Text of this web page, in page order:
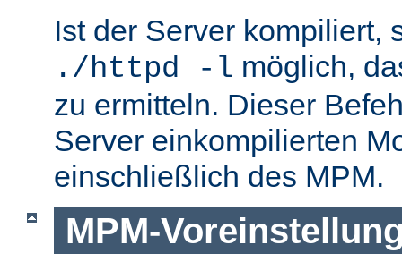
Ist der Server kompiliert,
./httpd -l möglich,
zu ermitteln. Dieser
Server einkompilierten
einschließlich des MPM.
MPM-